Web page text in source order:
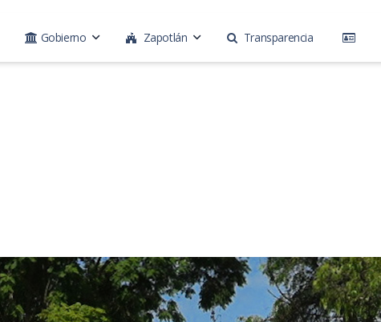
Gobierno Zapotlán Transparencia